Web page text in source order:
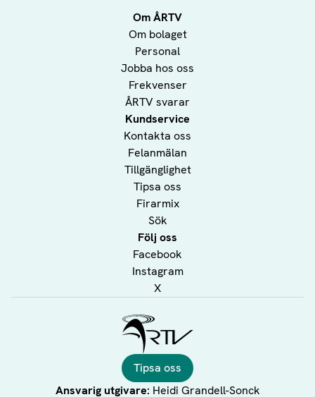
Om ÅRTV
Om bolaget
Personal
Jobba hos oss
Frekvenser
ÅRTV svarar
Kundservice
Kontakta oss
Felanmälan
Tillgänglighet
Tipsa oss
Firarmix
Sök
Följ oss
Facebook
Instagram
X
Tipsa oss
Ansvarig utgivare: Heidi Grandell-Sonck